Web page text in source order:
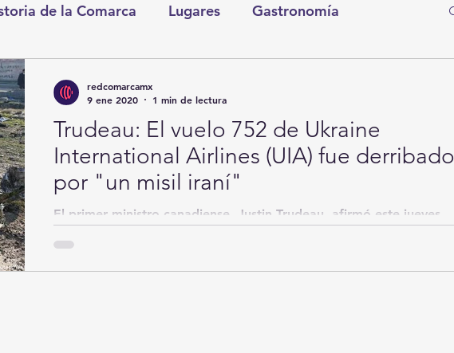
de la Comarca Lugares Gastronomía
Nacionales Internacionales Tecnología
Palacio
Trudeau: El vuelo 752 de Ukraine
International Airlines (UIA) fue derribado
por "un misil iraní"
El primer ministro canadiense, Justin Trudeau, afirmó este jueves
vuelo...
redcomarcamx
9 ene 2020
1 min de lectura